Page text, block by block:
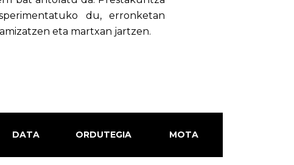
du, erronketan
eta martxan jartzen.
DATA ORDUTEGIA MOTA